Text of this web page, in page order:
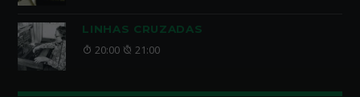
LINHAS CRUZADAS
20:00 21:00